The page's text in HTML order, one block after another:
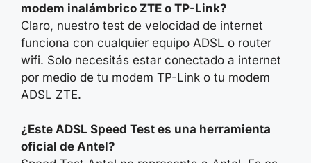
modem inalámbrico ZTE o TP-Link?
Claro, nuestro test de velocidad de internet
funciona con cualquier equipo ADSL o router
wifi. Solo necesitás estar conectado a internet
por medio de tu modem TP-Link o tu modem
ADSL ZTE.
¿Este ADSL Speed Test es una herramienta
oficial de Antel?